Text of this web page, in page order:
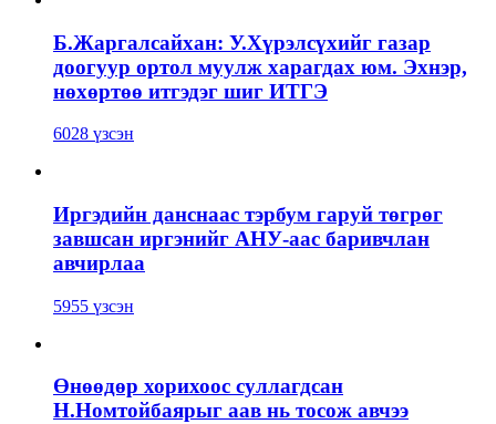
Б.Жаргалсайхан: У.Хүрэлсүхийг газар
доогуур ортол муулж харагдах юм. Эхнэр,
нөхөртөө итгэдэг шиг ИТГЭ
6028 үзсэн
Иргэдийн данснаас тэрбум гаруй төгрөг
завшсан иргэнийг АНУ-аас баривчлан
авчирлаа
5955 үзсэн
Өнөөдөр хорихоос суллагдсан
Н.Номтойбаярыг аав нь тосож авчээ